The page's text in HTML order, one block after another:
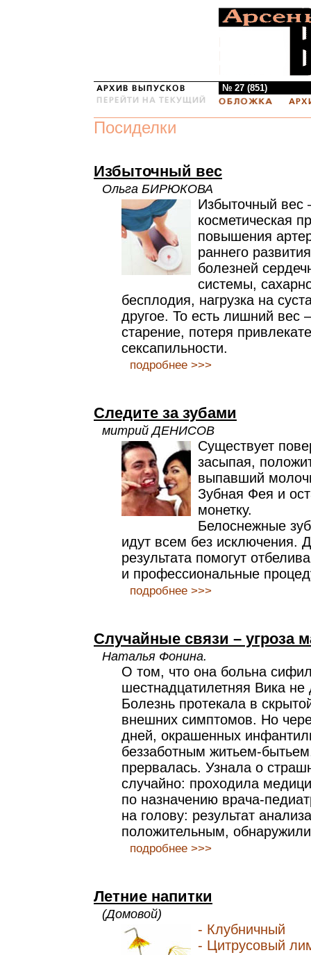
№ 27 (851)
Посиделки
Избыточный вес
Ольга БИРЮКОВА
Избыточный вес
косметическая
повышения
раннего
болезней
системы,
бесплодия, нагрузка на
другое. То есть лишний вес
старение, потеря
сексапильности.
подробнее >>>
Следите за зубами
митрий ДЕНИСОВ
Существует
засыпая,
выпавший
Зубная Фея и
монетку.
Белоснежные
идут всем без исключения.
результата помогут
и профессиональные
подробнее >>>
Случайные связи – угроза
Наталья Фонина.
О том, что она больна
шестнадцатилетняя Вика не
Болезнь протекала в
внешних симптомов. Но
дней, окрашенных
беззаботным житьем-
прервалась. Узнала о
случайно: проходила
по назначению врача-
на голову: результат
положительным,
подробнее >>>
Летние напитки
(Домовой)
- Клубничный
- Цитрусовый